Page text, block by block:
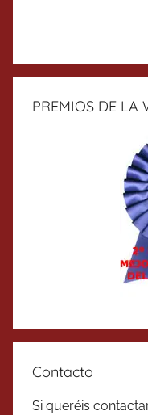
PREMIOS DE LA
Contacto
Si queréis